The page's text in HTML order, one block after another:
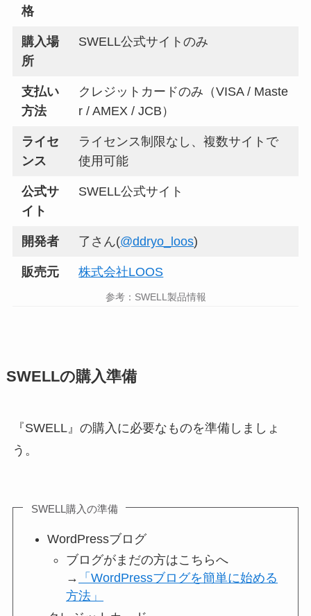
格
購入場
所
SWELL公式サイトのみ
支払い
方法
クレジットカードのみ（VISA / Maste
r / AMEX / JCB）
ライセ
ンス
ライセンス制限なし、複数サイトで
使用可能
公式サ
イト
SWELL公式サイト
開発者 了さん(@ddryo_loos)
販売元 株式会社LOOS
参考：SWELL製品情報
SWELLの購入準備
『SWELL』の購入に必要なものを準備しましょ
う。
SWELL購入の準備
WordPressブログ
ブログがまだの方はこちらへ
→
「WordPressブログを簡単に始める
方法」